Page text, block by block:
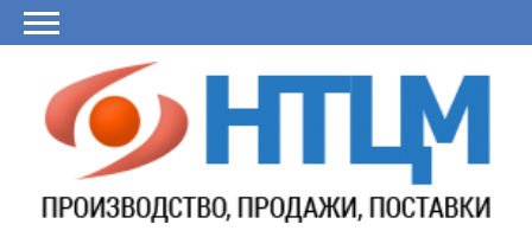
Главная
О
Новости
Оплата и доставка
Продукция
Заявка
лайн
Калькулятор
LME
ЦБ
Статьи
Договор
Контакты
Черный
список